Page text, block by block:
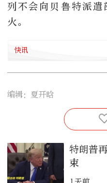
列不会向贝鲁特派
火。
快讯
编辑：夏开晗
特朗普
束